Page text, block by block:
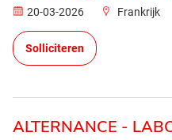
20-03-2026 Frankrijk
Solliciteren
ALTERNANCE -